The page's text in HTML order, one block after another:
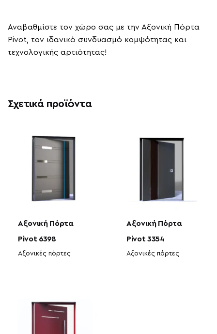
Αναβαθμίστε τον χώρο σας με την Αξονική Πόρτα
Pivot, τον ιδανικό συνδυασμό κομψότητας και
τεχνολογικής αρτιότητας!
Σχετικά προϊόντα
Αξονική Πόρτα
Pivot 6398
Αξονικές πόρτες
Αξονική Πόρτα
Pivot 3354
Αξονικές πόρτες